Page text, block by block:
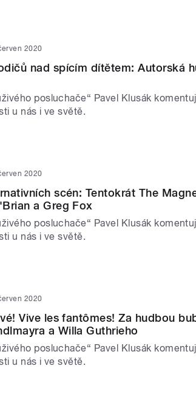
2020
nad spícím dítětem: Autorská
posluchače“ Pavel Klusák
u nás i ve světě.
2020
scén: Tentokrát The
a Greg Fox
posluchače“ Pavel Klusák
u nás i ve světě.
2020
Vive les fantômes! Za hudbou
a Willa Guthrieho
posluchače“ Pavel Klusák
u nás i ve světě.